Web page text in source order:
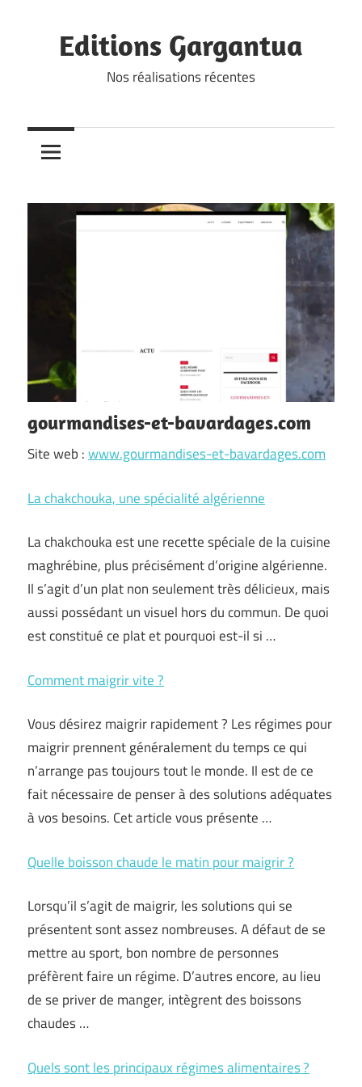
contentEditions Gargantua
Nos réalisations récentes
gourmandises-et-bavardages.com
Site web :www.gourmandises-et-bavardages.com
La chakchouka, une spécialité algérienne
La chakchouka est une recette spéciale de la cuisine
maghrébine, plus précisément d’origine algérienne.
Il s’agit d’un plat non seulement très délicieux, mais
aussi possédant un visuel hors du commun. De quoi
est constitué ce plat et pourquoi est-il si …
Comment maigrir vite ?
Vous désirez maigrir rapidement ? Les régimes pour
maigrir prennent généralement du temps ce qui
n’arrange pas toujours tout le monde. Il est de ce
fait nécessaire de penser à des solutions adéquates
à vos besoins. Cet article vous présente …
Quelle boisson chaude le matin pour maigrir ?
Lorsqu’il s’agit de maigrir, les solutions qui se
présentent sont assez nombreuses. A défaut de se
mettre au sport, bon nombre de personnes
préfèrent faire un régime. D’autres encore, au lieu
de se priver de manger, intègrent des boissons
chaudes …
Quels sont les principaux régimes alimentaires ?